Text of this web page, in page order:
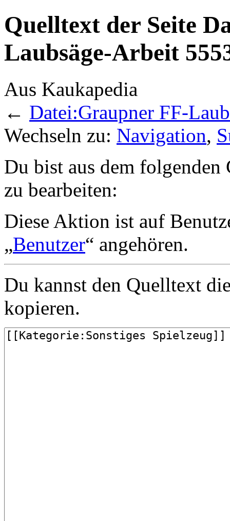
Quelltext der Seite
Laubsäge-Arbeit
Aus Kaukapedia
← Datei:Graupner FF-
Wechseln zu: Navigation,
Du bist aus dem
zu bearbeiten:
Diese Aktion ist auf
„Benutzer“ angehören.
Du kannst den Quelltext
kopieren.